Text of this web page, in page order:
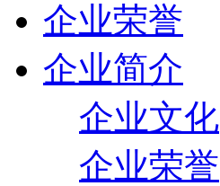
企业荣誉
企业简介
企业文化
企业荣誉